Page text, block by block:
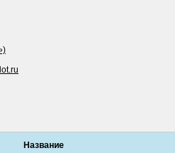
Название